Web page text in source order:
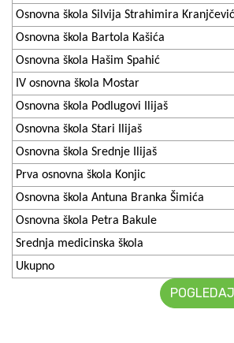
Osnovna škola Silvija Strahimira
Osnovna škola Bartola Kašića
Osnovna škola Hašim Spahić
IV osnovna škola Mostar
Osnovna škola Podlugovi Ilijaš
Osnovna škola Stari Ilijaš
Osnovna škola Srednje Ilijaš
Prva osnovna škola Konjic
Osnovna škola Antuna Branka Šimića
Osnovna škola Petra Bakule
Srednja medicinska škola
Ukupno